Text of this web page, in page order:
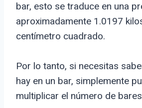
bar, esto se traduce en una
aproximadamente 1.0197
centímetro cuadrado.
Por lo tanto, si necesitas
hay en un bar, simplemente
multiplicar el número de